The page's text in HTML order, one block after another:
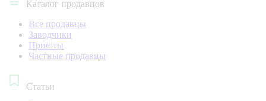
Каталог продавцов
Все продавцы
Заводчики
Приюты
Частные продавцы
Статьи